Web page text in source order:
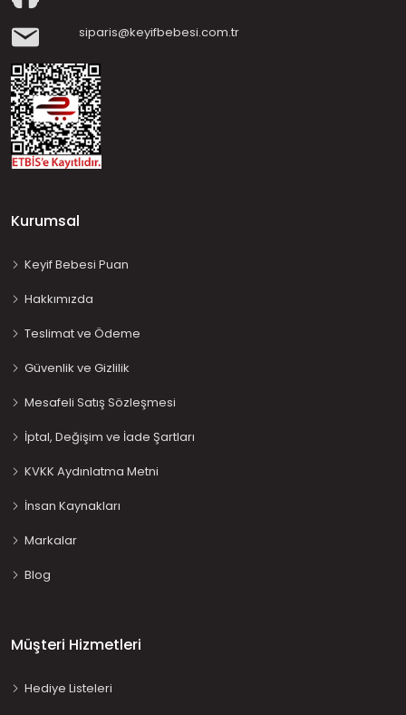
siparis@keyifbebesi.com.tr
Kurumsal
Keyif Bebesi Puan
Hakkımızda
Teslimat ve Ödeme
Güvenlik ve Gizlilik
Mesafeli Satış Sözleşmesi
İptal, Değişim ve İade Şartları
KVKK Aydınlatma Metni
İnsan Kaynakları
Markalar
Blog
Müşteri Hizmetleri
Hediye Listeleri